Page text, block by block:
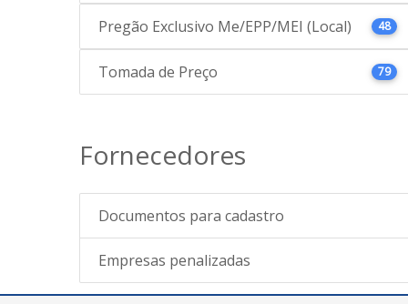
Pregão Exclusivo Me/EPP/MEI (Local) 48
Tomada de Preço 79
Fornecedores
Documentos para cadastro
Empresas penalizadas